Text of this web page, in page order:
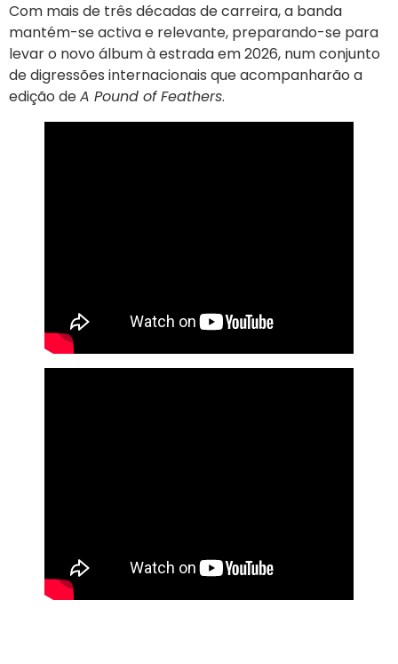
Com mais de três décadas de carreira, a banda
mantém-se activa e relevante, preparando-se para
levar o novo álbum à estrada em 2026, num conjunto
de digressões internacionais que acompanharão a
edição deA Pound of Feathers.